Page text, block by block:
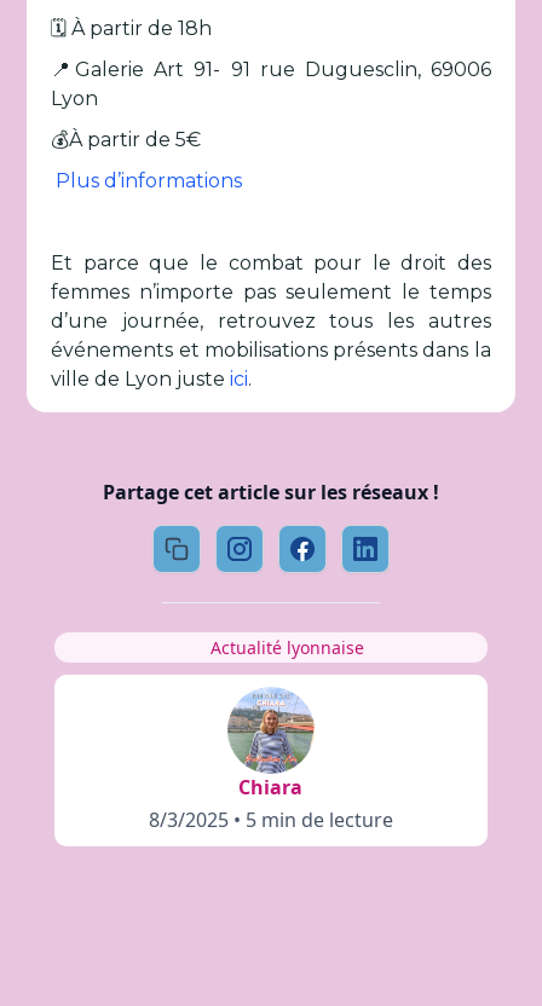
🗓️ À partir de 18h
📍Galerie Art 91- 91 rue Duguesclin, 69006
Lyon
💰À partir de 5€
Plus d’informations
Et parce que le combat pour le droit des
femmes n’importe pas seulement le temps
d’une journée, retrouvez tous les autres
événements et mobilisations présents dans la
ville de Lyon justeici.
Partage cet article sur les réseaux !
Actualité lyonnaise
Chiara
8/3/2025 • 5 min de lecture